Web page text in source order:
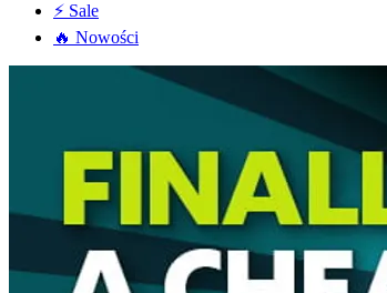
⚡ Sale
🔥 Nowości